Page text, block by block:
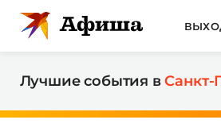
Лучшие события вСанкт-